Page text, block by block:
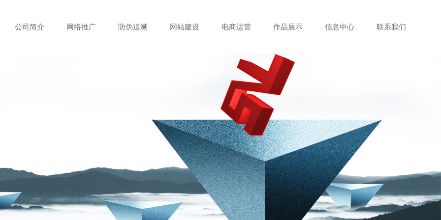
公司简介 网络推广 防伪追溯 网站建设 电商运营 作品展示 信息中心 联系我们